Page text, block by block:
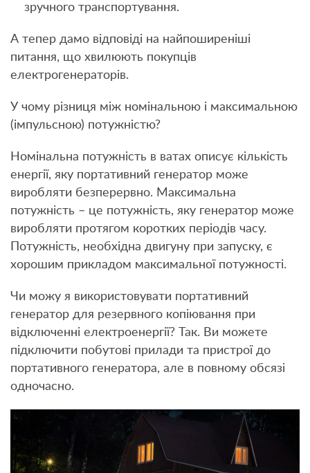
зручного транспортування.
А тепер дамо відповіді на найпоширеніші
питання, що хвилюють покупців
електрогенераторів.
У чому різниця між номінальною і максимальною
(імпульсною) потужністю?
Номінальна потужність в ватах описує кількість
енергії, яку портативний генератор може
виробляти безперервно. Максимальна
потужність – це потужність, яку генератор може
виробляти протягом коротких періодів часу.
Потужність, необхідна двигуну при запуску, є
хорошим прикладом максимальної потужності.
Чи можу я використовувати портативний
генератор для резервного копіювання при
відключенні електроенергії? Так. Ви можете
підключити побутові прилади та пристрої до
портативного генератора, але в повному обсязі
одночасно.